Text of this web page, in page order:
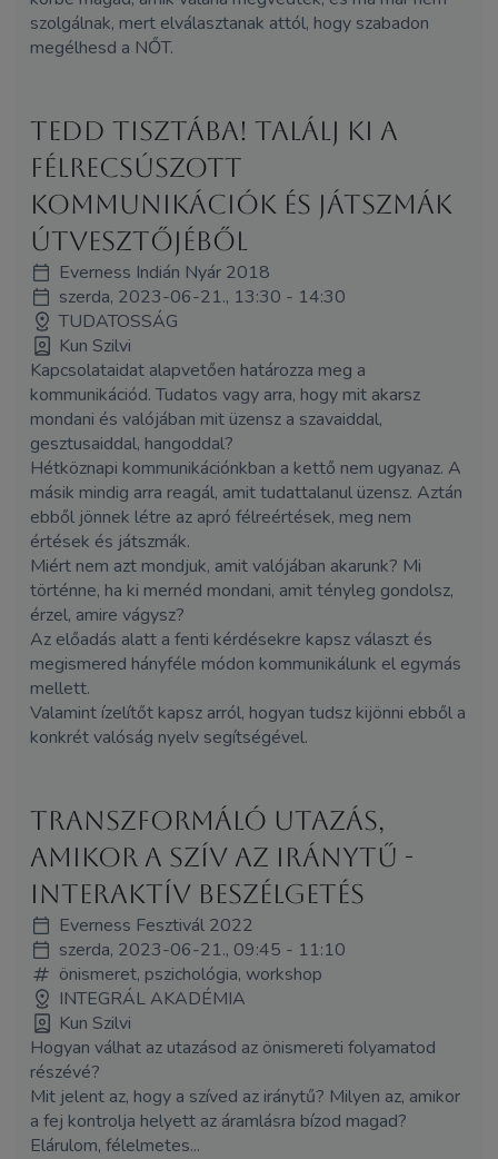
szolgálnak, mert elválasztanak attól, hogy szabadon
megélhesd a NŐT.
Tedd tisztába! Találj ki a
félrecsúszott
kommunikációk és játszmák
útvesztőjéből
Everness Indián Nyár 2018
szerda, 2023-06-21., 13:30 - 14:30
TUDATOSSÁG
Kun Szilvi
Kapcsolataidat alapvetően határozza meg a
kommunikációd. Tudatos vagy arra, hogy mit akarsz
mondani és valójában mit üzensz a szavaiddal,
gesztusaiddal, hangoddal?
Hétköznapi kommunikációnkban a kettő nem ugyanaz. A
másik mindig arra reagál, amit tudattalanul üzensz. Aztán
ebből jönnek létre az apró félreértések, meg nem
értések és játszmák.
Miért nem azt mondjuk, amit valójában akarunk? Mi
történne, ha ki mernéd mondani, amit tényleg gondolsz,
érzel, amire vágysz?
Az előadás alatt a fenti kérdésekre kapsz választ és
megismered hányféle módon kommunikálunk el egymás
mellett.
Valamint ízelítőt kapsz arról, hogyan tudsz kijönni ebből a
konkrét valóság nyelv segítségével.
Transzformáló utazás,
amikor a szív az iránytű -
interaktív beszélgetés
Everness Fesztivál 2022
szerda, 2023-06-21., 09:45 - 11:10
önismeret, pszichológia, workshop
INTEGRÁL AKADÉMIA
Kun Szilvi
Hogyan válhat az utazásod az önismereti folyamatod
részévé?
Mit jelent az, hogy a szíved az iránytű? Milyen az, amikor
a fej kontrolja helyett az áramlásra bízod magad?
Elárulom, félelmetes...